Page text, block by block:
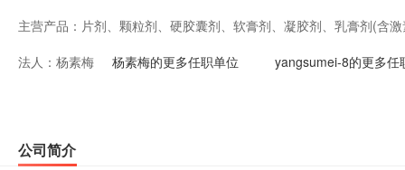
主营产品： 片剂、颗粒剂、硬胶囊剂、软膏剂、凝胶剂、乳膏剂(含
及其产品进出口贸易。中药材收购（涉及许可的凭许可
法人： 杨素梅 杨素梅的更多任职单位 yangsumei-8的更多任
公司简介